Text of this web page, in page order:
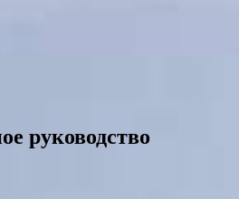
руководство